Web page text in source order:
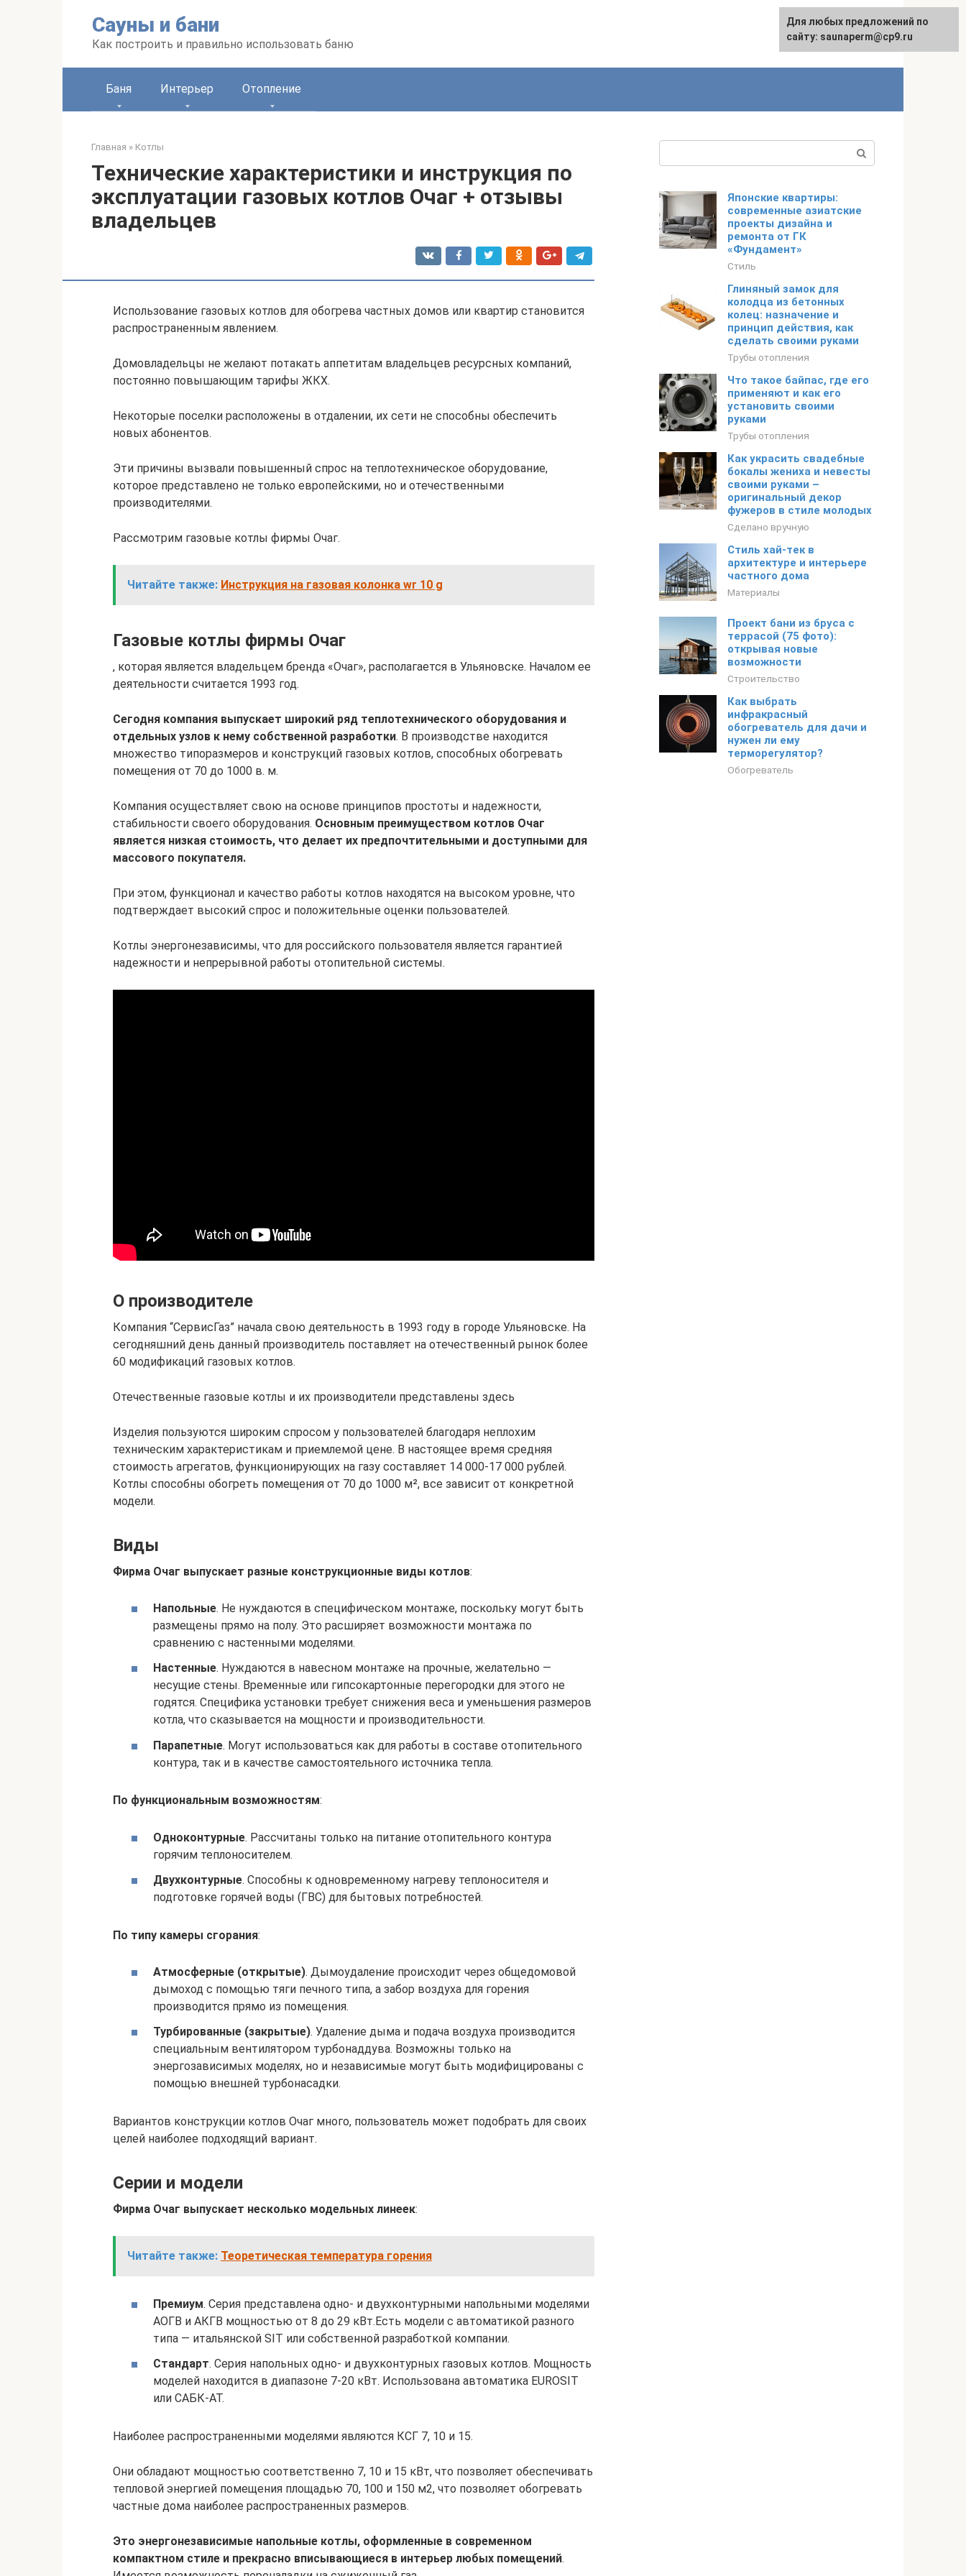
Сауны и бани
Как построить и правильно использовать баню
Баня Интерьер Отопление
Главная » Котлы
Технические характеристики и инструкция по
эксплуатации газовых котлов Очаг + отзывы
владельцев
Использование газовых котлов для обогрева частных домов или квартир становится
распространенным явлением.
Домовладельцы не желают потакать аппетитам владельцев ресурсных компаний,
постоянно повышающим тарифы ЖКХ.
Некоторые поселки расположены в отдалении, их сети не способны обеспечить
новых абонентов.
Эти причины вызвали повышенный спрос на теплотехническое оборудование,
которое представлено не только европейскими, но и отечественными
производителями.
Рассмотрим газовые котлы фирмы Очаг.
Читайте также: Инструкция на газовая колонка wr 10 g
Газовые котлы фирмы Очаг
, которая является владельцем бренда «Очаг», располагается в Ульяновске. Началом ее
деятельности считается 1993 год.
Сегодня компания выпускает широкий ряд теплотехнического оборудования и
отдельных узлов к нему собственной разработки. В производстве находится
множество типоразмеров и конструкций газовых котлов, способных обогревать
помещения от 70 до 1000 в. м.
Компания осуществляет свою на основе принципов простоты и надежности,
стабильности своего оборудования. Основным преимуществом котлов Очаг
является низкая стоимость, что делает их предпочтительными и доступными для
массового покупателя.
При этом, функционал и качество работы котлов находятся на высоком уровне, что
подтверждает высокий спрос и положительные оценки пользователей.
Котлы энергонезависимы, что для российского пользователя является гарантией
надежности и непрерывной работы отопительной системы.
О производителе
Компания “СервисГаз” начала свою деятельность в 1993 году в городе Ульяновске. На
сегодняшний день данный производитель поставляет на отечественный рынок более
60 модификаций газовых котлов.
Отечественные газовые котлы и их производители представлены здесь
Изделия пользуются широким спросом у пользователей благодаря неплохим
техническим характеристикам и приемлемой цене. В настоящее время средняя
стоимость агрегатов, функционирующих на газу составляет 14 000-17 000 рублей.
Котлы способны обогреть помещения от 70 до 1000 м², все зависит от конкретной
модели.
Виды
Фирма Очаг выпускает разные конструкционные виды котлов:
Напольные. Не нуждаются в специфическом монтаже, поскольку могут быть
размещены прямо на полу. Это расширяет возможности монтажа по
сравнению с настенными моделями.
Настенные. Нуждаются в навесном монтаже на прочные, желательно —
несущие стены. Временные или гипсокартонные перегородки для этого не
годятся. Специфика установки требует снижения веса и уменьшения размеров
котла, что сказывается на мощности и производительности.
Парапетные. Могут использоваться как для работы в составе отопительного
контура, так и в качестве самостоятельного источника тепла.
По функциональным возможностям:
Одноконтурные. Рассчитаны только на питание отопительного контура
горячим теплоносителем.
Двухконтурные. Способны к одновременному нагреву теплоносителя и
подготовке горячей воды (ГВС) для бытовых потребностей.
По типу камеры сгорания:
Атмосферные (открытые). Дымоудаление происходит через общедомовой
дымоход с помощью тяги печного типа, а забор воздуха для горения
производится прямо из помещения.
Турбированные (закрытые). Удаление дыма и подача воздуха производится
специальным вентилятором турбонаддува. Возможны только на
энергозависимых моделях, но и независимые могут быть модифицированы с
помощью внешней турбонасадки.
Вариантов конструкции котлов Очаг много, пользователь может подобрать для своих
целей наиболее подходящий вариант.
Серии и модели
Фирма Очаг выпускает несколько модельных линеек:
Читайте также: Теоретическая температура горения
Премиум. Серия представлена одно- и двухконтурными напольными моделями
АОГВ и АКГВ мощностью от 8 до 29 кВт.Есть модели с автоматикой разного
типа — итальянской SIT или собственной разработкой компании.
Стандарт. Серия напольных одно- и двухконтурных газовых котлов. Мощность
моделей находится в диапазоне 7-20 кВт. Использована автоматика EUROSIT
или САБК-АТ.
Наиболее распространенными моделями являются КСГ 7, 10 и 15.
Они обладают мощностью соответственно 7, 10 и 15 кВт, что позволяет обеспечивать
тепловой энергией помещения площадью 70, 100 и 150 м2, что позволяет обогревать
частные дома наиболее распространенных размеров.
Это энергонезависимые напольные котлы, оформленные в современном
компактном стиле и прекрасно вписывающиеся в интерьер любых помещений.
Японские квартиры:
современные азиатские
проекты дизайна и
ремонта от ГК
«Фундамент»
Стиль
Глиняный замок для
колодца из бетонных
колец: назначение и
принцип действия, как
сделать своими руками
Трубы отопления
Что такое байпас, где его
применяют и как его
установить своими
руками
Трубы отопления
Как украсить свадебные
бокалы жениха и невесты
своими руками –
оригинальный декор
фужеров в стиле молодых
Сделано вручную
Стиль хай-тек в
архитектуре и интерьере
частного дома
Материалы
Проект бани из бруса с
террасой (75 фото):
открывая новые
возможности
Строительство
Как выбрать
инфракрасный
обогреватель для дачи и
нужен ли ему
терморегулятор?
Обогреватель
Для любых предложений по
сайту: saunaperm@cp9.ru